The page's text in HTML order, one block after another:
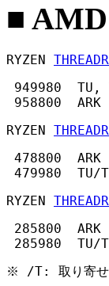
■
RYZEN
949980  TU,
958800  ARK
RYZEN
478800  ARK
479980  TU/
RYZEN
285800  ARK
285980  TU/
※ /T: 取り寄せ